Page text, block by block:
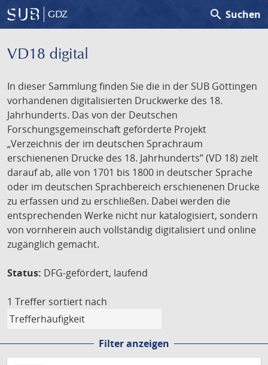
GDZ search Suchen
VD18 digital
In dieser Sammlung finden Sie die in der SUB Göttingen
vorhandenen digitalisierten Druckwerke des 18.
Jahrhunderts. Das von der Deutschen
Forschungsgemeinschaft geförderte Projekt
„Verzeichnis der im deutschen Sprachraum
erschienenen Drucke des 18. Jahrhunderts” (VD 18) zielt
darauf ab, alle von 1701 bis 1800 in deutscher Sprache
oder im deutschen Sprachbereich erschienenen Drucke
zu erfassen und zu erschließen. Dabei werden die
entsprechenden Werke nicht nur katalogisiert, sondern
von vornherein auch vollständig digitalisiert und online
zugänglich gemacht.
Status: DFG-gefördert, laufend
1 Treffer sortiert nach
Filter anzeigen